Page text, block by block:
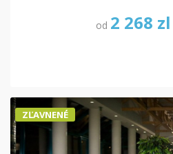
od 2 268 zl
ZĽAVNENÉ